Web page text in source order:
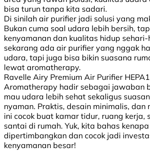
bisa turun tanpa kita sadari.
Di sinilah air purifier jadi solusi yang
Bukan cuma soal udara lebih bersih,
kenyamanan dan kualitas hidup
sekarang ada air purifier yang nggak
udara, tapi juga bisa bikin suasana
lewat aromatherapy.
Ravelle Airy Premium Air Purifier
Aromatherapy hadir sebagai jawaban
mau udara lebih sehat sekaligus
nyaman. Praktis, desain minimalis, dan
ini cocok buat kamar tidur, ruang kerja,
santai di rumah. Yuk, kita bahas
dipertimbangkan dan cocok jadi
kenyamanan besar!